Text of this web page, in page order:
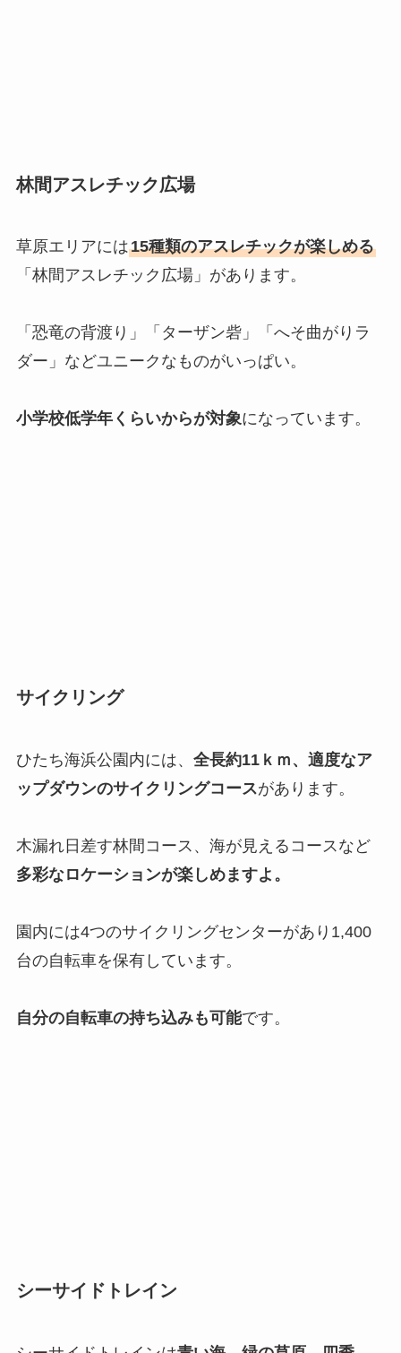
林間アスレチック広場
草原エリアには15種類のアスレチックが楽しめる
「林間アスレチック広場」があります。
「恐竜の背渡り」「ターザン砦」「へそ曲がりラ
ダー」などユニークなものがいっぱい。
小学校低学年くらいからが対象になっています。
サイクリング
ひたち海浜公園内には、 全長約11ｋｍ、適度なア
ップダウンのサイクリングコースがあります。
木漏れ日差す林間コース、海が見えるコースなど
多彩なロケーションが楽しめますよ。
園内には4つのサイクリングセンターがあり1,400
台の自転車を保有しています。
自分の自転車の持ち込みも可能です。
シーサイドトレイン